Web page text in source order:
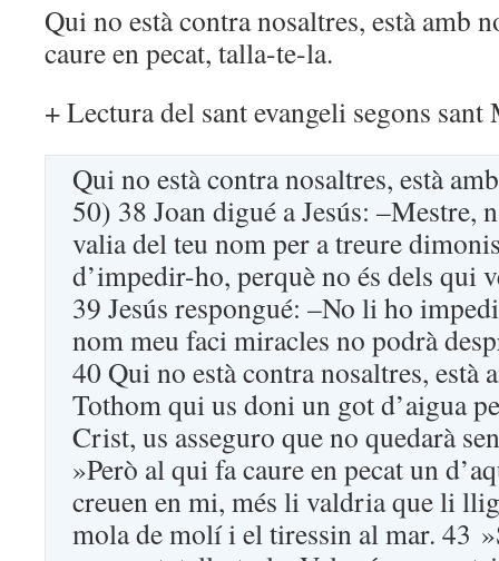
Qui no està contra nosaltres, està amb
caure en pecat, talla-te-la.
+ Lectura del sant evangeli segons
Qui no està contra nosaltres, està
50) 38 Joan digué a Jesús: –Mestre,
valia del teu nom per a treure
d’impedir-ho, perquè no és dels qui
39 Jesús respongué: –No li ho
nom meu faci miracles no podrà
40 Qui no està contra nosaltres, està
Tothom qui us doni un got d’aigua
Crist, us asseguro que no quedarà
»Però al qui fa caure en pecat un
creuen en mi, més li valdria que li
mola de molí i el tiressin al mar. 43